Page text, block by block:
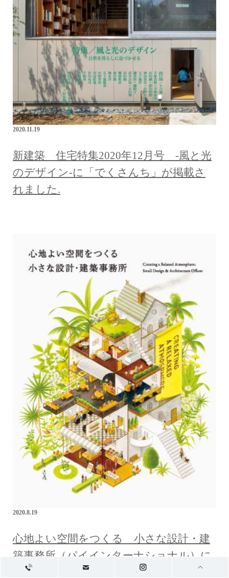
2020.11.19
新建築 住宅特集2020年12月号 -風と光
のデザイン-に「でくさんち」が掲載さ
れました.
2020.8.19
心地よい空間をつくる 小さな設計・建
築事務所（パイインターナショナル）に
掲載されました.